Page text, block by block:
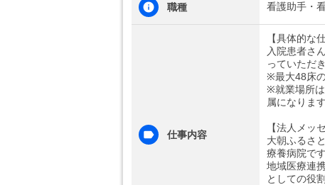
職種 看護助手・
仕事内容
【具体的な
入院患者さ
っていただ
※最大48床
※就業場所
属になりま
【法人メッ
大朝ふるさ
療養病院です
地域医療連
としての役